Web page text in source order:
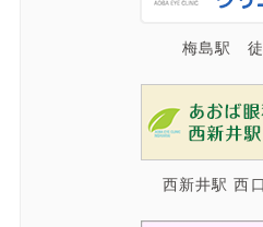
梅島駅 徒
西新井駅 西